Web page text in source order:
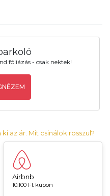
fóliázás - csak nektek!
ki az ár. Mit csinálok rosszul?
Airbnb
10.100 Ft kupon